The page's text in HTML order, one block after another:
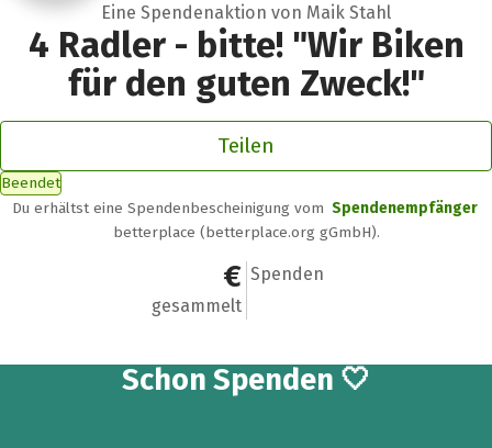
Eine Spendenaktion von Maik Stahl
4 Radler - bitte! "Wir Biken
für den guten Zweck!"
Teilen
Beendet
Du erhältst eine Spendenbescheinigung vom Spendenempfänger
betterplace (betterplace.org gGmbH).
6.636,44 €
gesammelt
65
Spenden
Schon 65
Spenden 🤍